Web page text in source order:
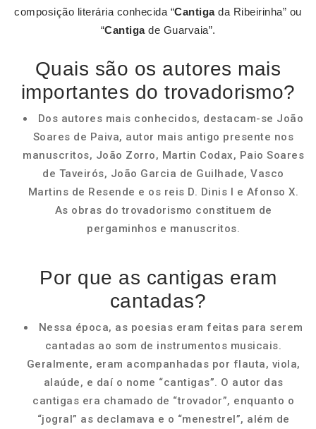
composição literária conhecida “Cantigada Ribeirinha” ou
“Cantigade Guarvaia”.
Quais são os autores mais
importantes do trovadorismo?
Dos autores mais conhecidos, destacam-se João
Soares de Paiva, autor mais antigo presente nos
manuscritos, João Zorro, Martin Codax, Paio Soares
de Taveirós, João Garcia de Guilhade, Vasco
Martins de Resende e os reis D. Dinis I e Afonso X.
As obras do trovadorismo constituem de
pergaminhos e manuscritos.
Por que as cantigas eram
cantadas?
Nessa época, as poesias eram feitas para serem
cantadas ao som de instrumentos musicais.
Geralmente, eram acompanhadas por flauta, viola,
alaúde, e daí o nome “cantigas”. O autor das
cantigas era chamado de “trovador”, enquanto o
“jogral” as declamava e o “menestrel”, além de